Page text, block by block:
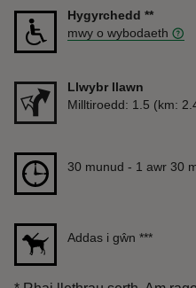
Hygyrchedd **
mwy o wybodaeth
Llwybr llawn
Pellter
Milltiroedd: 1.5 (km:
Hyd30 munud to 1
30 munud - 1 awr 30
Addas i gŵn ***